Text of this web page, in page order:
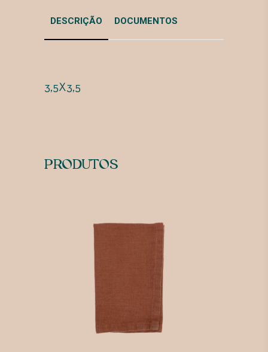
DESCRIÇÃO DOCUMENTOS
3,5X3,5
PRODUTOS